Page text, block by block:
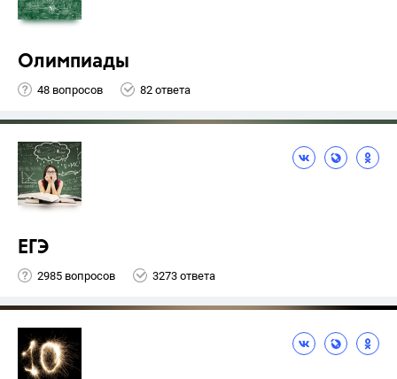
Олимпиады
48 вопросов 82 ответа
ЕГЭ
2985 вопросов 3273 ответа